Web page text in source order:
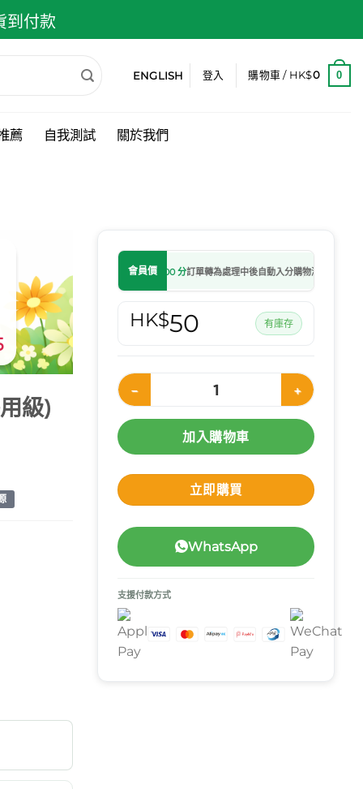
到付款
ENGLISH 登入 購物車 / HK$0 0
薦 自我測試 關於我們
級)
會員價
HK$1 =1,000 分訂單轉為處理中後自動入分購物滿HK$650
HK$50 有庫存
HANWOOD 消毒酒精 75% (v/v) 450ml (醫用
加入購物車
立即購買
WhatsApp
支援付款方式